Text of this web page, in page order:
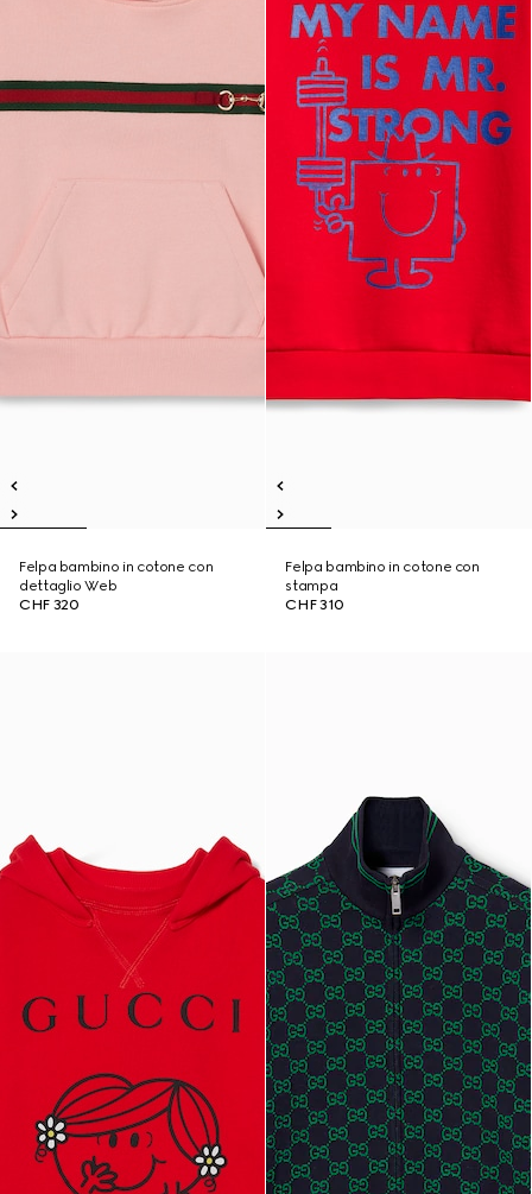
Felpa bambino in cotone con
dettaglio Web
CHF 320
Felpa bambino in cotone con
stampa
CHF 310